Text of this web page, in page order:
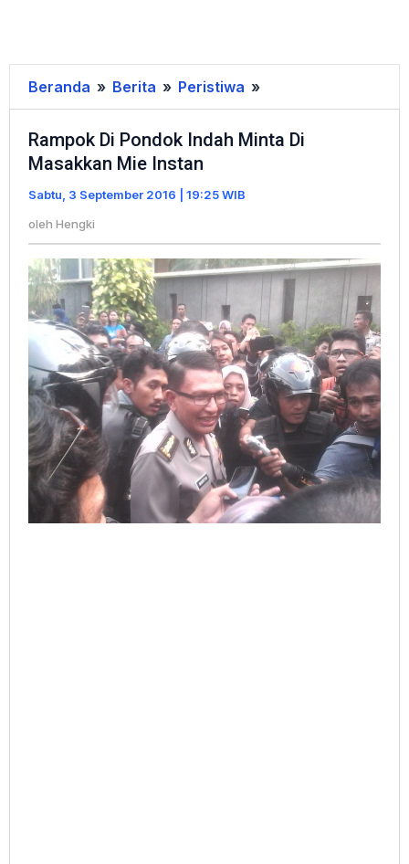
Beranda » Berita » Peristiwa »
Di
Pondok
Masakkan
Mie
Instan
Rampok Di Pondok Indah Minta Di
Masakkan Mie Instan
Sabtu, 3 September 2016 | 19:25 WIB
oleh Hengki